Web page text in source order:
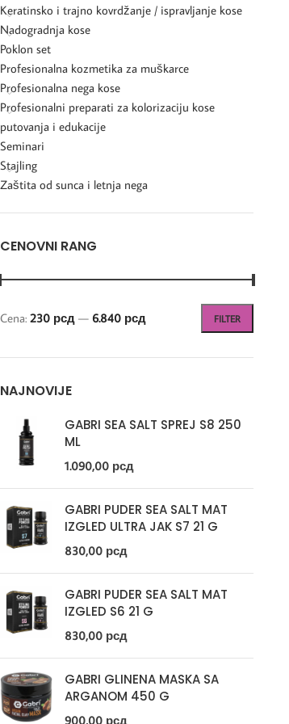
Keratinsko i trajno kovrdžanje / ispravljanje kose
Nadogradnja kose
Poklon set
Profesionalna kozmetika za muškarce
Profesionalna nega kose
Profesionalni preparati za kolorizaciju kose
putovanja i edukacije
Seminari
Stajling
Zaštita od sunca i letnja nega
CENOVNI RANG
FILTER
Cena: 230 рсд — 6.840 рсд
NAJNOVIJE
GABRI SEA SALT SPREJ S8 250
ML
1.090,00 рсд
GABRI PUDER SEA SALT MAT
IZGLED ULTRA JAK S7 21 G
830,00 рсд
GABRI PUDER SEA SALT MAT
IZGLED S6 21 G
830,00 рсд
GABRI GLINENA MASKA SA
ARGANOM 450 G
900,00 рсд